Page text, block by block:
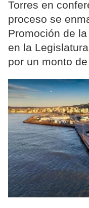
Torres en
proceso se
Promoción de
en la
por un monto